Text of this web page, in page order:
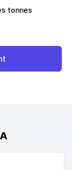
tonnes